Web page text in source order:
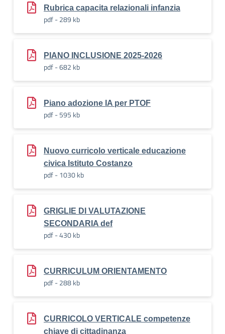
Rubrica capacita relazionali infanzia
pdf - 289 kb
PIANO INCLUSIONE 2025-2026
pdf - 682 kb
Piano adozione IA per PTOF
pdf - 595 kb
Nuovo curricolo verticale educazione
civica Istituto Costanzo
pdf - 1030 kb
GRIGLIE DI VALUTAZIONE
SECONDARIA def
pdf - 430 kb
CURRICULUM ORIENTAMENTO
pdf - 288 kb
CURRICOLO VERTICALE competenze
chiave di cittadinanza